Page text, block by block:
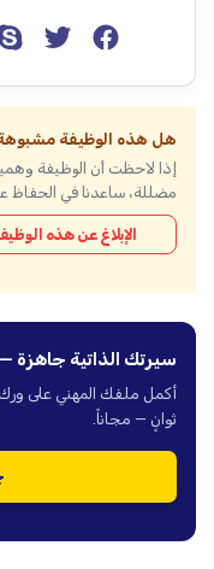
هل هذه الوظيفة
إذا لاحظت أن الوظيفة
مضللة، ساعدنا في الحفاظ
الإبلاغ عن هذه
سيرتك الذاتية
أكمل ملفك المهني على ورك
ثوانٍ — مجاناً.